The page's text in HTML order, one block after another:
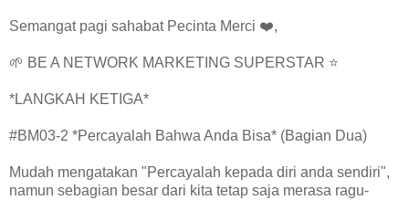
Semangat pagi sahabat Pecinta Merci ❤️,
🌱 BE A NETWORK MARKETING SUPERSTAR ⭐
*LANGKAH KETIGA*
#BM03-2 *Percayalah Bahwa Anda Bisa* (Bagian Dua)
Mudah mengatakan "Percayalah kepada diri anda sendiri",
namun sebagian besar dari kita tetap saja merasa ragu-